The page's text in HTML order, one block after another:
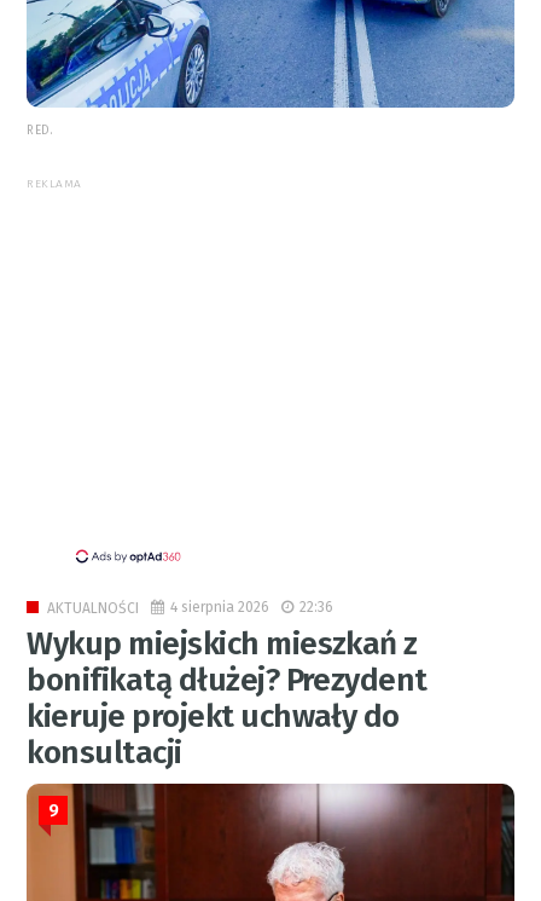
RED.
REKLAMA
AKTUALNOŚCI 4 sierpnia 2026 22:36
Wykup miejskich mieszkań z
bonifikatą dłużej? Prezydent
kieruje projekt uchwały do
konsultacji
9